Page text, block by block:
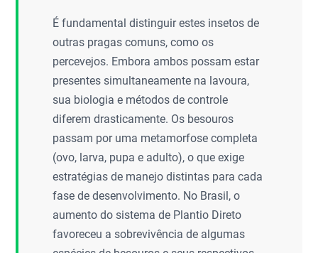
É fundamental distinguir estes insetos de
outras pragas comuns, como os
percevejos. Embora ambos possam estar
presentes simultaneamente na lavoura,
sua biologia e métodos de controle
diferem drasticamente. Os besouros
passam por uma metamorfose completa
(ovo, larva, pupa e adulto), o que exige
estratégias de manejo distintas para cada
fase de desenvolvimento. No Brasil, o
aumento do sistema de Plantio Direto
favoreceu a sobrevivência de algumas